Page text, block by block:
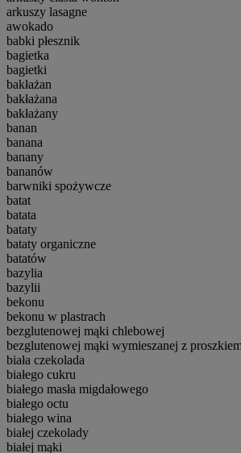
arkuszy lasagne
awokado
babki płesznik
bagietka
bagietki
bakłażan
bakłażana
bakłażany
banan
banana
banany
bananów
barwniki spożywcze
batat
batata
bataty
bataty organiczne
batatów
bazylia
bazylii
bekonu
bekonu w plastrach
bezglutenowej mąki chlebowej
bezglutenowej mąki wymieszanej z
biała czekolada
białego cukru
białego masła migdałowego
białego octu
białego wina
białej czekolady
białej mąki